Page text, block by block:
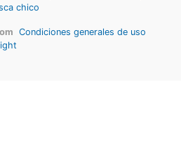
chico
Condiciones generales de uso